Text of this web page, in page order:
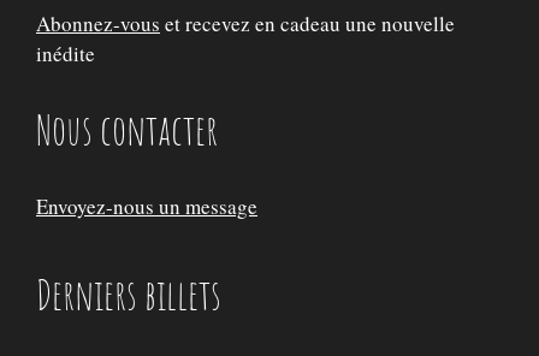
Abonnez-vous et recevez en cadeau une nouvelle
inédite
Nous contacter
Envoyez-nous un message
Derniers billets